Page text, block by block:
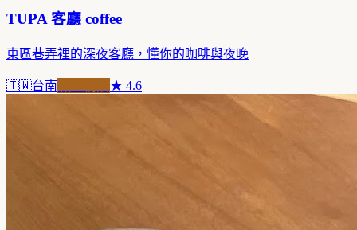
TUPA 客廳 coffee
東區巷弄裡的深夜客廳，懂你的咖啡與夜晚
🇹🇼台南 ★ 4.6